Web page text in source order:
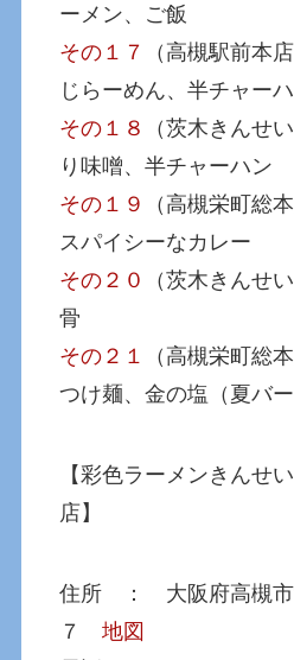
ーメン、ご飯
その１７
（高槻駅前本
じらーめん、半チャー
その１８
（茨木きんせ
り味噌、半チャーハン
その１９
（高槻栄町総
スパイシーなカレー
その２０
（茨木きんせ
骨
その２１
（高槻栄町総
つけ麺、金の塩（夏バー
【彩色ラーメンきんせ
店】
住所 ： 大阪府高槻市
７地図